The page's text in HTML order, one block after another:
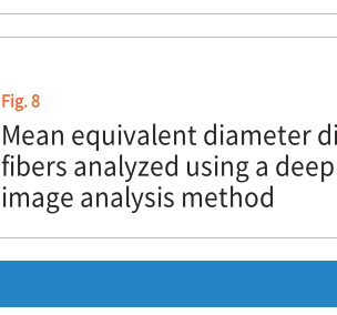
Fig. 8
Mean equivalent diameter
fibers analyzed using a
image analysis method